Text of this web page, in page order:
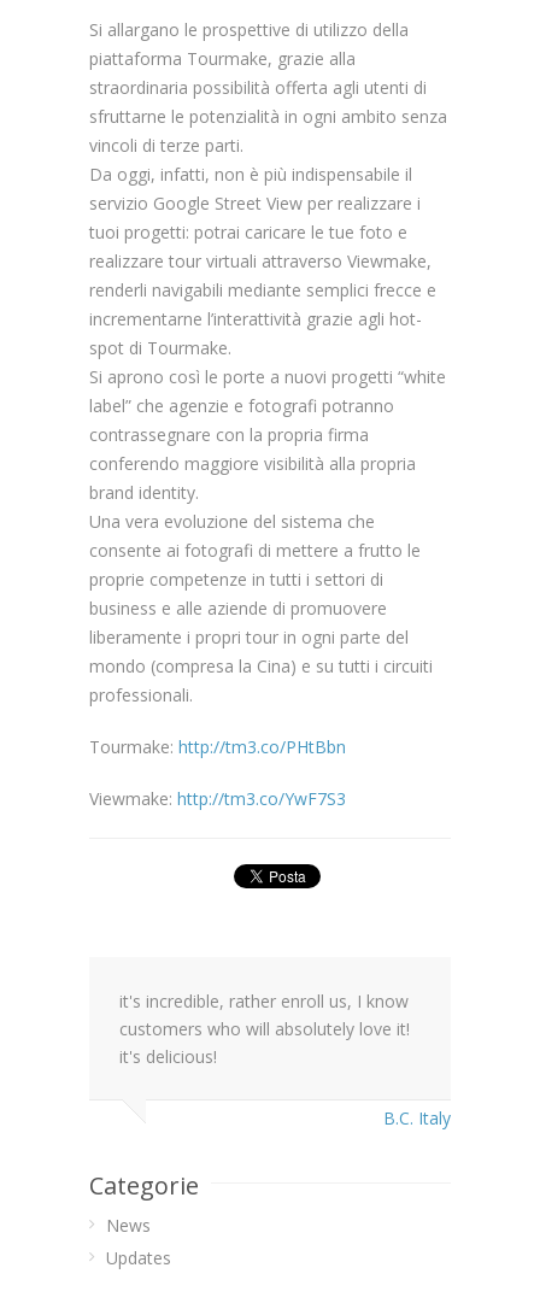
Si allargano le prospettive di utilizzo della
piattaforma Tourmake, grazie alla
straordinaria possibilità offerta agli utenti di
sfruttarne le potenzialità in ogni ambito senza
vincoli di terze parti.
Da oggi, infatti, non è più indispensabile il
servizio Google Street View per realizzare i
tuoi progetti: potrai caricare le tue foto e
realizzare tour virtuali attraverso Viewmake,
renderli navigabili mediante semplici frecce e
incrementarne l’interattività grazie agli hot-
spot di Tourmake.
Si aprono così le porte a nuovi progetti “white
label” che agenzie e fotografi potranno
contrassegnare con la propria firma
conferendo maggiore visibilità alla propria
brand identity.
Una vera evoluzione del sistema che
consente ai fotografi di mettere a frutto le
proprie competenze in tutti i settori di
business e alle aziende di promuovere
liberamente i propri tour in ogni parte del
mondo (compresa la Cina) e su tutti i circuiti
professionali.
Tourmake: http://tm3.co/PHtBbn
Viewmake: http://tm3.co/YwF7S3
it's incredible, rather enroll us, I know
customers who will absolutely love it!
it's delicious!
B.C. Italy
Categorie
News
Updates